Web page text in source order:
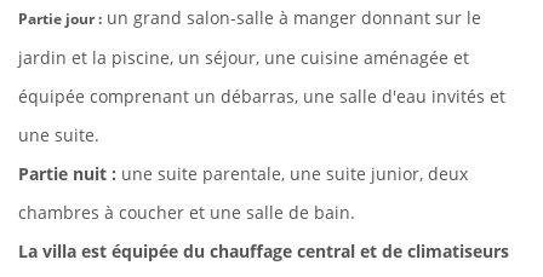
Partie jour : un grand salon-salle à manger donnant sur le
jardin et la piscine, un séjour, une cuisine aménagée et
équipée comprenant un débarras, une salle d'eau invités et
une suite.
Partie nuit : une suite parentale, une suite junior, deux
chambres à coucher et une salle de bain.
La villa est équipée du chauffage central et de climatiseurs